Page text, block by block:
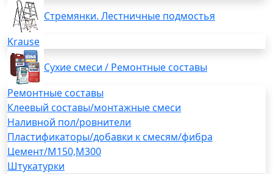
Стремянки. Лестничные подмостья
Krause
Сухие смеси / Ремонтные составы
Ремонтные составы
Клеевый составы/монтажные смеси
Наливной пол/ровнители
Пластификаторы/добавки к смесям/фибра
Цемент/М150,М300
Штукатурки